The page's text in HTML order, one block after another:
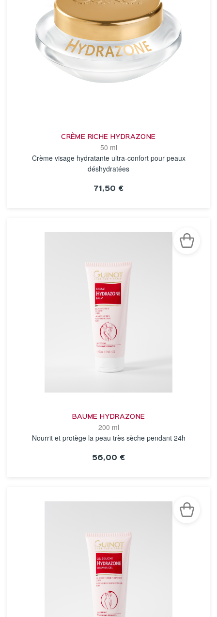
CRÈME RICHE HYDRAZONE
50 ml
Crème visage hydratante ultra‑confort pour peaux
déshydratées
71,50 €
BAUME HYDRAZONE
200 ml
Nourrit et protège la peau très sèche pendant 24h
56,00 €